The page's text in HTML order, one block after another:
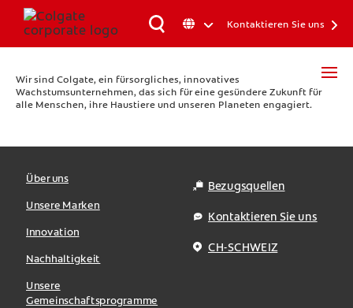
Wir sind Colgate, ein fürsorgliches, innovatives
Wachstumsunternehmen, das sich für eine gesündere Zukunft für
alle Menschen, ihre Haustiere und unseren Planeten engagiert.
Kontaktieren Sie uns
Über uns
Unsere Marken
Innovation
Nachhaltigkeit
Unsere
Gemeinschaftsprogramme
Bezugsquellen
Kontaktieren Sie uns
CH-SCHWEIZ